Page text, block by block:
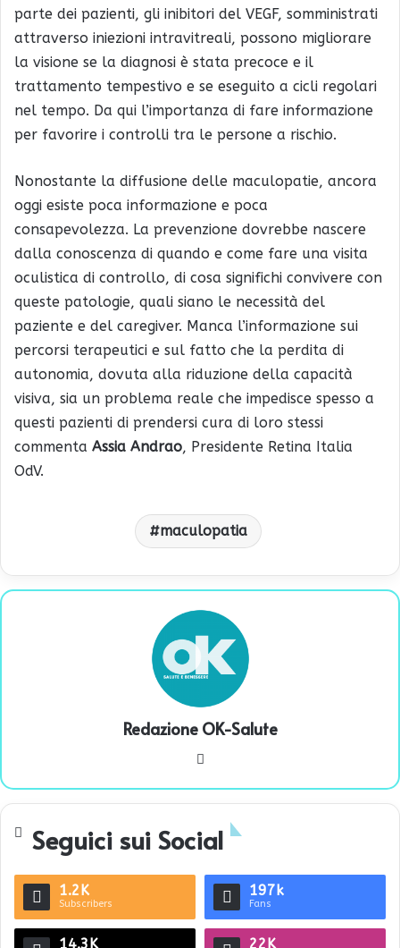
parte dei pazienti, gli inibitori del VEGF, somministrati
attraverso iniezioni intravitreali, possono migliorare
la visione se la diagnosi è stata precoce e il
trattamento tempestivo e se eseguito a cicli regolari
nel tempo. Da qui l’importanza di fare informazione
per favorire i controlli tra le persone a rischio.
Nonostante la diffusione delle maculopatie, ancora
oggi esiste poca informazione e poca
consapevolezza. La prevenzione dovrebbe nascere
dalla conoscenza di quando e come fare una visita
oculistica di controllo, di cosa significhi convivere con
queste patologie, quali siano le necessità del
paziente e del caregiver. Manca l’informazione sui
percorsi terapeutici e sul fatto che la perdita di
autonomia, dovuta alla riduzione della capacità
visiva, sia un problema reale che impedisce spesso a
questi pazienti di prendersi cura di loro stessi
commenta Assia Andrao, Presidente Retina Italia
OdV.
maculopatia
Redazione OK-Salute
te
Seguici sui Social
1.2K
Subscribers
197k
Fans
14.3K 22K